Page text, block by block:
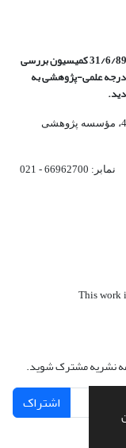
بررسی
درجه علمی‌-پژوهشیبه
آدرس : تهــران، خ نوفل لوشاتو، خ آراکلیان، شماره 4،‌ مؤسسه پژوهشی
This work
نشریه مشترک شوید.
اشتراک